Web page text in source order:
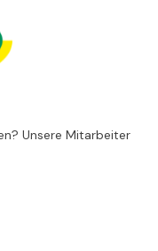
Unsere Mitarbeiter